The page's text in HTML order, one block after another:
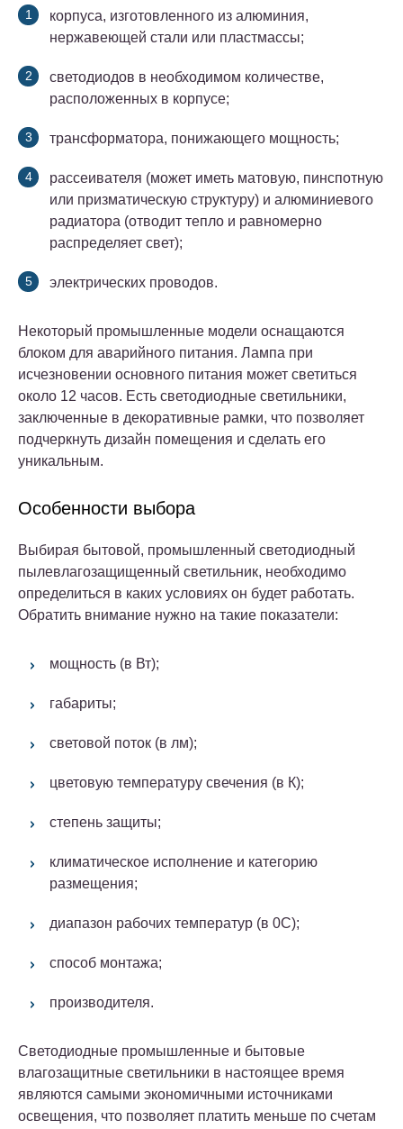
корпуса, изготовленного из алюминия,
нержавеющей стали или пластмассы;
светодиодов в необходимом количестве,
расположенных в корпусе;
трансформатора, понижающего мощность;
рассеивателя (может иметь матовую, пинспотную
или призматическую структуру) и алюминиевого
радиатора (отводит тепло и равномерно
распределяет свет);
электрических проводов.
Некоторый промышленные модели оснащаются
блоком для аварийного питания. Лампа при
исчезновении основного питания может светиться
около 12 часов. Есть светодиодные светильники,
заключенные в декоративные рамки, что позволяет
подчеркнуть дизайн помещения и сделать его
уникальным.
Особенности выбора
Выбирая бытовой, промышленный светодиодный
пылевлагозащищенный светильник, необходимо
определиться в каких условиях он будет работать.
Обратить внимание нужно на такие показатели:
мощность (в Вт);
габариты;
световой поток (в лм);
цветовую температуру свечения (в К);
степень защиты;
климатическое исполнение и категорию
размещения;
диапазон рабочих температур (в 0С);
способ монтажа;
производителя.
Светодиодные промышленные и бытовые
влагозащитные светильники в настоящее время
являются самыми экономичными источниками
освещения, что позволяет платить меньше по счетам